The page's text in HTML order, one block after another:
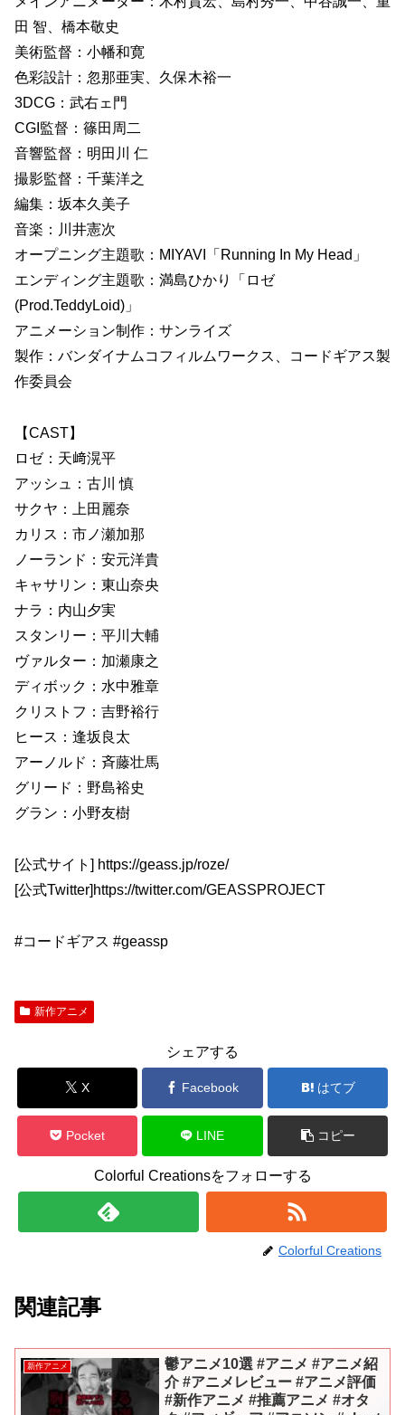
田 智、橋本敬史
美術監督：小幡和寛
色彩設計：忽那亜実、久保木裕一
3DCG：武右ェ門
CGI監督：篠田周二
音響監督：明田川 仁
撮影監督：千葉洋之
編集：坂本久美子
音楽：川井憲次
オープニング主題歌：MIYAVI「Running In My Head」
エンディング主題歌：満島ひかり「ロゼ
(Prod.TeddyLoid)」
アニメーション制作：サンライズ
製作：バンダイナムコフィルムワークス、コードギアス製
作委員会
【CAST】
ロゼ：天﨑滉平
アッシュ：古川 慎
サクヤ：上田麗奈
カリス：市ノ瀬加那
ノーランド：安元洋貴
キャサリン：東山奈央
ナラ：内山夕実
スタンリー：平川大輔
ヴァルター：加瀬康之
ディボック：水中雅章
クリストフ：吉野裕行
ヒース：逢坂良太
アーノルド：斉藤壮馬
グリード：野島裕史
グラン：小野友樹
[公式サイト] https://geass.jp/roze/
[公式Twitter]https://twitter.com/GEASSPROJECT
#コードギアス #geassp
新作アニメ
シェアする
X Facebook はてブ
Pocket LINE コピー
Colorful Creationsをフォローする
Colorful Creations
関連記事
新作アニメ
鬱アニメ10選 #アニメ #アニメ紹
介 #アニメレビュー #アニメ評価
#新作アニメ #推薦アニメ #オタ